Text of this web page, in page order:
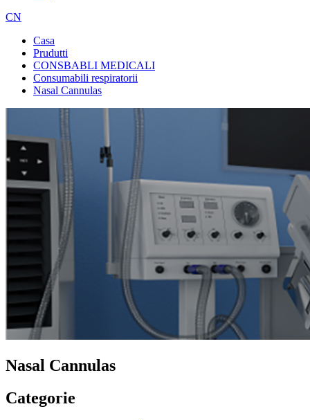
CN
Casa
Prudutti
CONSBABLI MEDICALI
Consumabili respiratorii
Nasal Cannulas
Nasal Cannulas
Categorie